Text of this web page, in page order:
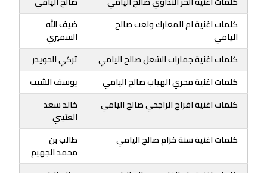
كلمات اغنية ام المعارك ولعت صالح
اليامي
ضيف الله
السميري
كلمات اغنية جمارات الشعل صالح اليامي
تركي الحويدر
كلمات اغنية مجري الهياب صالح اليامي
يوسف الشيب
كلمات اغنية افراح الراجحي صالح اليامي
خالد سعد
العتيبي
كلمات اغنية سنة خزام صالح اليامي
طالب بن
محمد الجهيم